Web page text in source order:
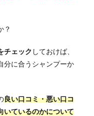
？
チェック しておけば、
分に合うシャンプーか
良い口コミ・悪い口コ
いているのかについて